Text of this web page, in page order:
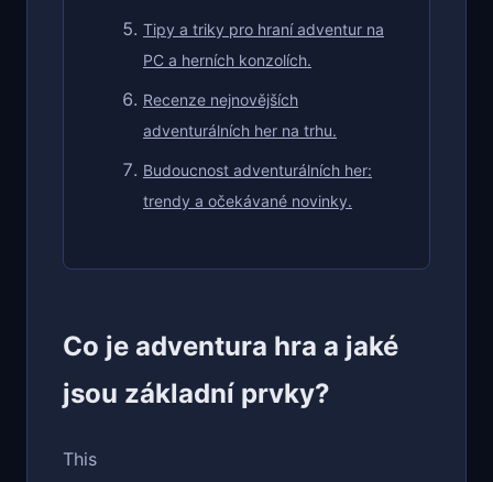
Tipy a triky pro hraní adventur na
PC a herních konzolích.
Recenze nejnovějších
adventurálních her na trhu.
Budoucnost adventurálních her:
trendy a očekávané novinky.
Co je adventura hra a jaké
jsou základní prvky?
This